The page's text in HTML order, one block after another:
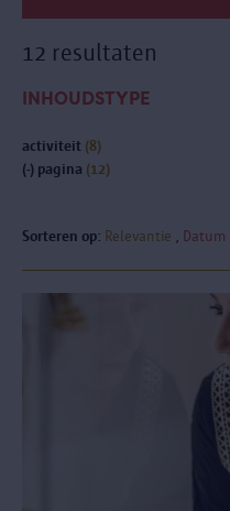
12 resultaten
INHOUDSTYPE
activiteit (8)
(-) pagina (12)
Sorteren op: Relevantie Datum